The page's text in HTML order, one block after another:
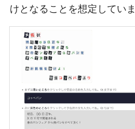
けとなることを想定していま